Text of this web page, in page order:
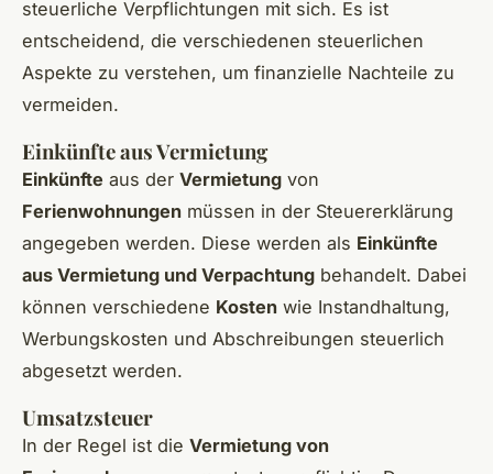
steuerliche Verpflichtungen mit sich. Es ist
entscheidend, die verschiedenen steuerlichen
Aspekte zu verstehen, um finanzielle Nachteile zu
vermeiden.
Einkünfte aus Vermietung
Einkünfte aus der Vermietung von
Ferienwohnungen müssen in der Steuererklärung
angegeben werden. Diese werden als Einkünfte
aus Vermietung und Verpachtung behandelt. Dabei
können verschiedene Kosten wie Instandhaltung,
Werbungskosten und Abschreibungen steuerlich
abgesetzt werden.
Umsatzsteuer
In der Regel ist die Vermietung von